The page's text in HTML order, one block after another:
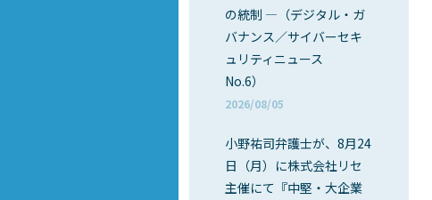
の統制 ―（デジタル・ガ
バナンス／サイバーセキ
ュリティニュース
No.6）
2026/08/05
小野祐司弁護士が、8月24
日（月）に株式会社リセ
主催にて『中堅・大企業